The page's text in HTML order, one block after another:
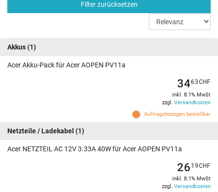
Filter zurücksetzen
Akkus(1)
Acer Akku-Pack für Acer AOPEN PV11a
Auftragsbezogen bestellbar
3463CHF
inkl. 8.1% MwSt
zzgl. Versandkosten
Netzteile / Ladekabel (1)
Acer NETZTEIL AC 12V 3.33A 40W für Acer AOPEN PV11a
2619CHF
inkl. 8.1% MwSt
zzgl. Versandkosten